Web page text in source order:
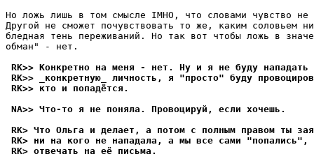
Но ложь лишь в том смысле IMHO, что словами чувство не
Другой не сможет почувствовать то же, каким соловьем
бледная тень переживаний. Но так вот чтобы ложь в
обман" - нет.
RK>> Конкретно на меня - нет. Ну и я не буду нападать
RK>> _конкретную_ личность, я "просто" буду
RK>> кто и попадётся.
NA>> Что-то я не поняла. Провоцируй, если хочешь.
RK> Что Ольга и делает, а потом с полным правом ты
RK> ни на кого не нападала, а мы все сами "попались",
RK> отвечать на её письма.